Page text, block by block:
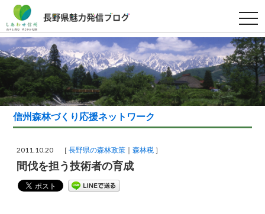
t
o
g
g
l
e
n
a
v
g
i
信州森林づくり応援ネットワーク
2011.10.20 ［長野県の森林政策 森林税 ］
間伐を担う技術者の育成